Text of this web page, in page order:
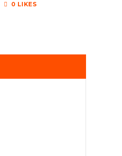
0 LIKES